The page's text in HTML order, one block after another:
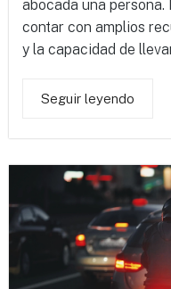
abocada una
contar con amplios
y la capacidad de
Seguir leyendo